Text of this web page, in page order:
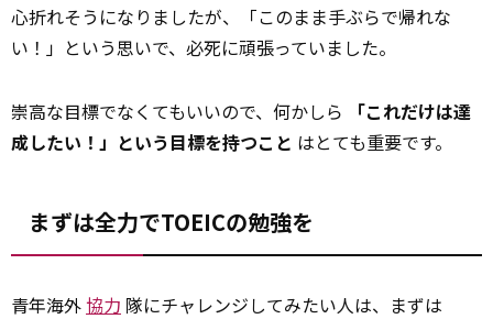
心折れそうになりましたが、「このまま手ぶらで帰れな
い！」という思いで、必死に頑張っていました。
崇高な目標でなくてもいいので、何かしら
「これだけは達
成したい！」という目標を持つこと はとても重要です。
まずは全力でTOEICの勉強を
青年海外協力 隊にチャレンジしてみたい人は、まずは